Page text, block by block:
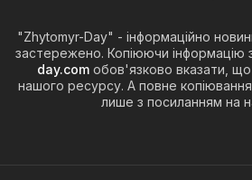
"Zhytomyr-Day" - інформаційно
застережено. Копіюючи інформацію з
day.com обов'язково вказати, що
нашого ресурсу. А повне
лише з посиланням на